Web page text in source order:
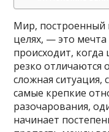
Мир,
целях, — это
происходит,
резко отличаются
сложная ситуация,
самые крепкие
разочарования,
начинает